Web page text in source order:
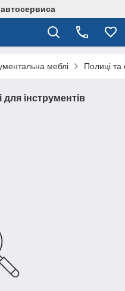
меблі Полиці та
для інструментів